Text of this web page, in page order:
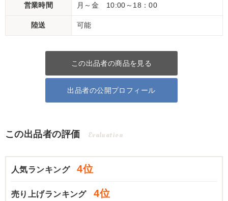
営業時間 月～金 10:00～18：00
陸送 可能
この出品者の商品を見る
出品者の公開プロフィール
この出品者の評価 Evaluation
人気ランキング 4位
売り上げランキング 4位